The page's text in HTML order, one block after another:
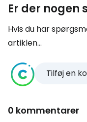
Er der
Hvis du har
artiklen...
Tilføj en
0 kommentarer